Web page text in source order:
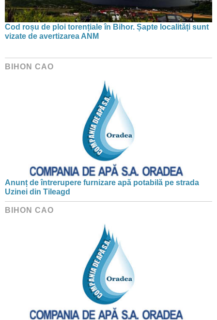
Cod roșu de ploi torențiale în Bihor. Șapte localități sunt
vizate de avertizarea ANM
BIHON CAO
Anunț de întrerupere furnizare apă potabilă pe strada
Uzinei din Tileagd
BIHON CAO